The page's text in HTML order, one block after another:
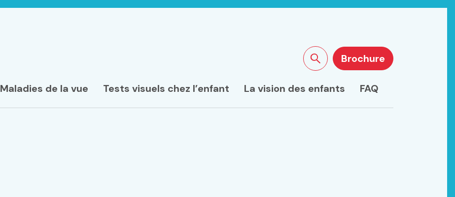
Maladies de la vue Tests visuels chez l’enfant La vision des enfants FAQ
Rechercher sur le site
Brochure